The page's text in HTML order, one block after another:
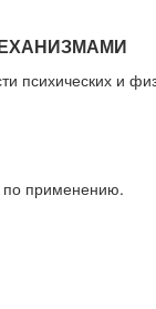
психических и
по применению.